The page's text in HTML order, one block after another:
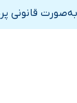
قانونی